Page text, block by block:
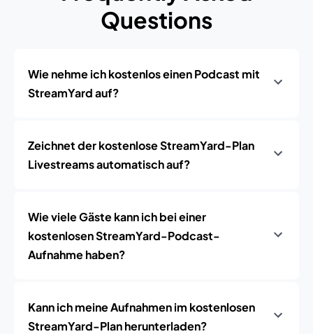
Questions
Wie nehme ich kostenlos einen Podcast mit
StreamYard auf?
Zeichnet der kostenlose StreamYard-Plan
Livestreams automatisch auf?
Wie viele Gäste kann ich bei einer
kostenlosen StreamYard-Podcast-
Aufnahme haben?
Kann ich meine Aufnahmen im kostenlosen
StreamYard-Plan herunterladen?